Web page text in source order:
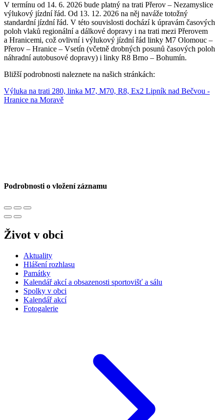
V termínu od 14. 6. 2026 bude platný na trati Přerov – Nezamyslice
výlukový jízdní řád. Od 13. 12. 2026 na něj naváže totožný
standardní jízdní řád. V této souvislosti dochází k úpravám časových
poloh vlaků regionální a dálkové dopravy i na trati mezi Přerovem
a Hranicemi, což ovlivní i výlukový jízdní řád linky M7 Olomouc –
Přerov – Hranice – Vsetín (včetně drobných posunů časových poloh
náhradní autobusové dopravy) i linky R8 Brno – Bohumín.
Bližší podrobnosti naleznete na našich stránkách:
Výluka na trati 280, linka M7, M70, R8, Ex2 Lipník nad Bečvou -
Hranice na Moravě
Podrobnosti o vložení záznamu
Život v obci
Aktuality
Hlášení rozhlasu
Památky
Kalendář akcí a obsazenosti sportovišť a sálu
Spolky v obci
Kalendář akcí
Fotogalerie